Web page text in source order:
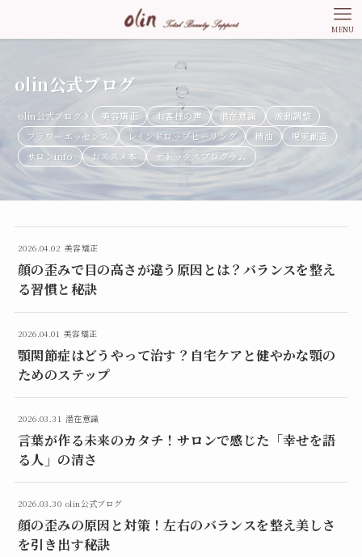
MENU
olin公式ブログ
olin公式ブログ 美容矯正 お客様の声 潜在意識
波動調整
フラワーエッセンス
レインドロップヒーリング 精油
現実創造
サロンinfo
おススメ本 デトックスプログラム
2026.04.02 美容矯正
顔の歪みで目の高さが違う原因とは？バランスを整え
る習慣と秘訣
2026.04.01 美容矯正
顎関節症はどうやって治す？自宅ケアと健やかな顎の
ためのステップ
2026.03.31 潜在意識
言葉が作る未来のカタチ！サロンで感じた「幸せを語
る人」の清さ
2026.03.30 olin公式ブログ
顔の歪みの原因と対策！左右のバランスを整え美しさ
を引き出す秘訣